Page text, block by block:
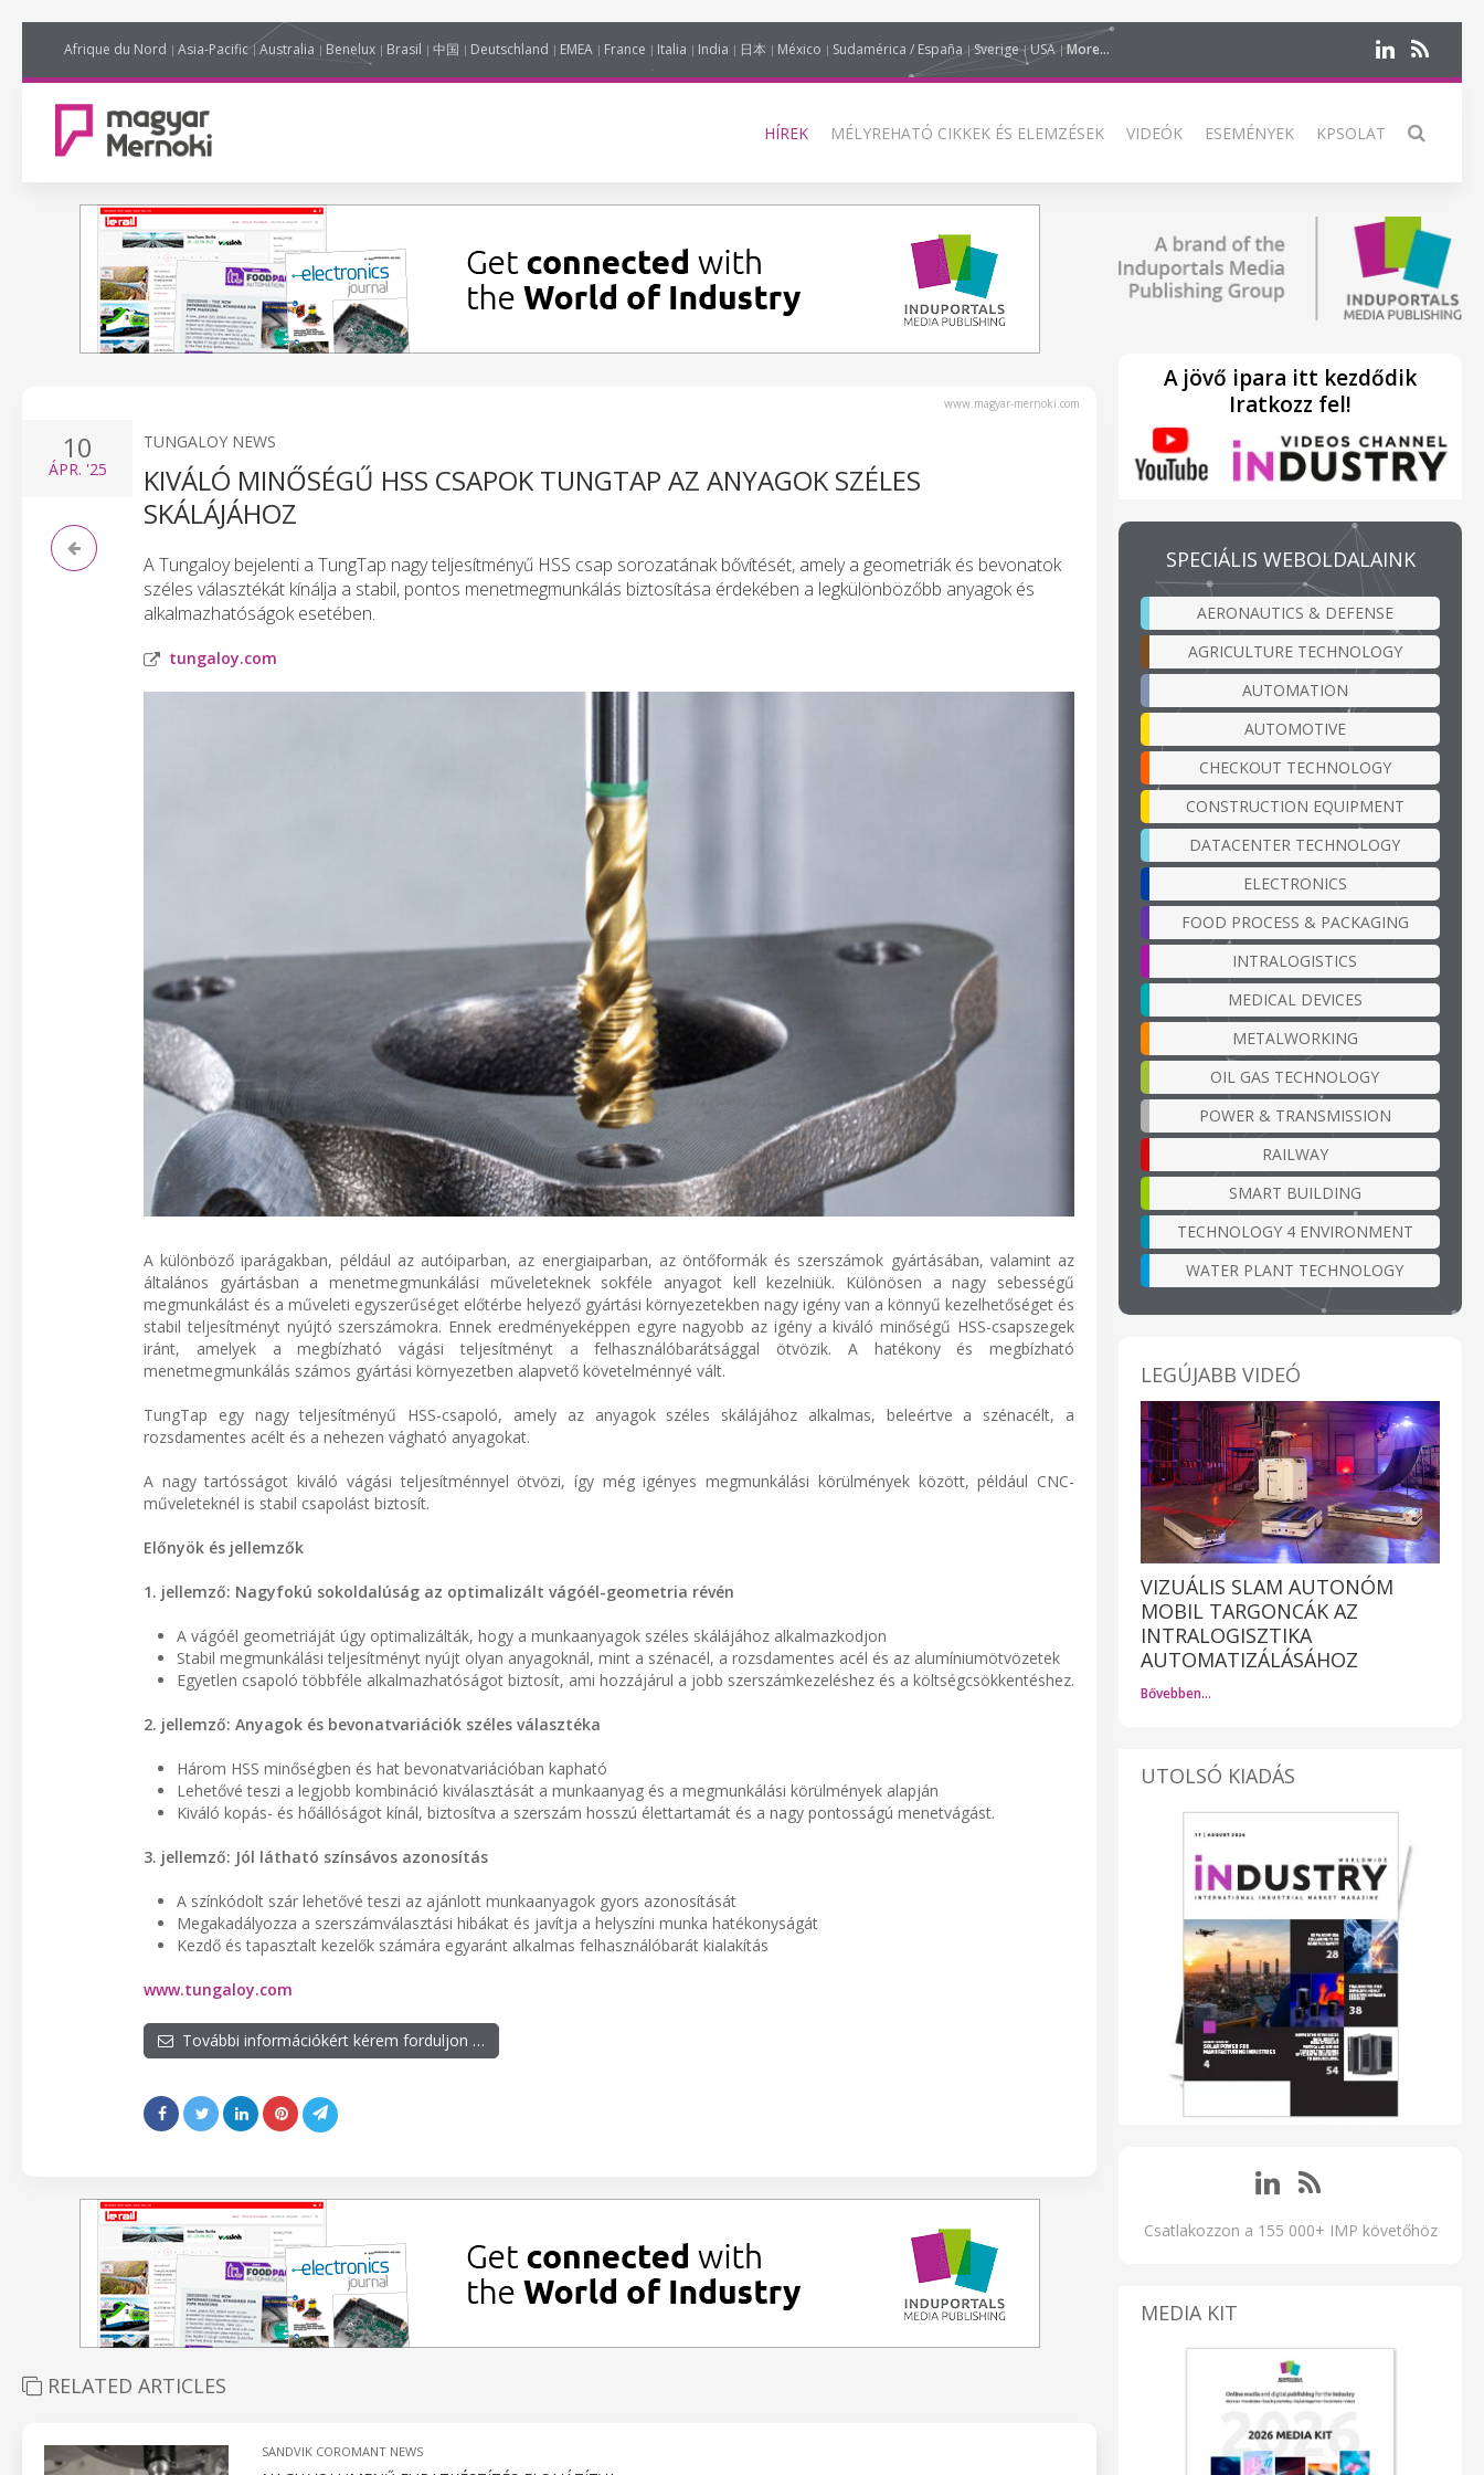
Afrique du Nord Asia-Pacific Australia Benelux Brasil 中国 Deutschland EMEA France Italia India 日本 México Sudamérica / España Sverige USA More...
HÍREK MÉLYREHATÓ CIKKEK ÉS ELEMZÉSEK VIDEÓK ESEMÉNYEK KPSOLAT
www.magyar-mernoki.com
10
ÁPR. '25
TUNGALOY NEWS
KIVÁLÓ MINŐSÉGŰ HSS CSAPOK TUNGTAP AZ ANYAGOK SZÉLES
SKÁLÁJÁHOZ
A Tungaloy bejelenti a TungTap nagy teljesítményű HSS csap sorozatának bővítését, amely a geometriák és bevonatok
széles választékát kínálja a stabil, pontos menetmegmunkálás biztosítása érdekében a legkülönbözőbb anyagok és
alkalmazhatóságok esetében.
tungaloy.com
A különböző iparágakban, például az autóiparban, az energiaiparban, az öntőformák és szerszámok gyártásában, valamint az
általános gyártásban a menetmegmunkálási műveleteknek sokféle anyagot kell kezelniük. Különösen a nagy sebességű
megmunkálást és a műveleti egyszerűséget előtérbe helyező gyártási környezetekben nagy igény van a könnyű kezelhetőséget és
stabil teljesítményt nyújtó szerszámokra. Ennek eredményeképpen egyre nagyobb az igény a kiváló minőségű HSS-csapszegek
iránt, amelyek a megbízható vágási teljesítményt a felhasználóbarátsággal ötvözik. A hatékony és megbízható
menetmegmunkálás számos gyártási környezetben alapvető követelménnyé vált.
TungTap egy nagy teljesítményű HSS-csapoló, amely az anyagok széles skálájához alkalmas, beleértve a szénacélt, a
rozsdamentes acélt és a nehezen vágható anyagokat.
A nagy tartósságot kiváló vágási teljesítménnyel ötvözi, így még igényes megmunkálási körülmények között, például CNC-
műveleteknél is stabil csapolást biztosít.
Előnyök és jellemzők
1. jellemző: Nagyfokú sokoldalúság az optimalizált vágóél-geometria révén
A vágóél geometriáját úgy optimalizálták, hogy a munkaanyagok széles skálájához alkalmazkodjon
Stabil megmunkálási teljesítményt nyújt olyan anyagoknál, mint a szénacél, a rozsdamentes acél és az alumíniumötvözetek
Egyetlen csapoló többféle alkalmazhatóságot biztosít, ami hozzájárul a jobb szerszámkezeléshez és a költségcsökkentéshez.
2. jellemző: Anyagok és bevonatvariációk széles választéka
Három HSS minőségben és hat bevonatvariációban kapható
Lehetővé teszi a legjobb kombináció kiválasztását a munkaanyag és a megmunkálási körülmények alapján
Kiváló kopás- és hőállóságot kínál, biztosítva a szerszám hosszú élettartamát és a nagy pontosságú menetvágást.
3. jellemző: Jól látható színsávos azonosítás
A színkódolt szár lehetővé teszi az ajánlott munkaanyagok gyors azonosítását
Megakadályozza a szerszámválasztási hibákat és javítja a helyszíni munka hatékonyságát
Kezdő és tapasztalt kezelők számára egyaránt alkalmas felhasználóbarát kialakítás
www.tungaloy.com
További információkért kérem forduljon …
RELATED ARTICLES
SANDVIK COROMANT NEWS
A jövő ipara itt kezdődik
Iratkozz fel!
SPECIÁLIS WEBOLDALAINK
AERONAUTICS & DEFENSE
AGRICULTURE TECHNOLOGY
AUTOMATION
AUTOMOTIVE
CHECKOUT TECHNOLOGY
CONSTRUCTION EQUIPMENT
DATACENTER TECHNOLOGY
ELECTRONICS
FOOD PROCESS & PACKAGING
INTRALOGISTICS
MEDICAL DEVICES
METALWORKING
OIL GAS TECHNOLOGY
POWER & TRANSMISSION
RAILWAY
SMART BUILDING
TECHNOLOGY 4 ENVIRONMENT
WATER PLANT TECHNOLOGY
LEGÚJABB VIDEÓ
VIZUÁLIS SLAM AUTONÓM
MOBIL TARGONCÁK AZ
INTRALOGISZTIKA
AUTOMATIZÁLÁSÁHOZ
Bővebben…
UTOLSÓ KIADÁS
Csatlakozzon a 155 000+ IMP követőhöz
MEDIA KIT